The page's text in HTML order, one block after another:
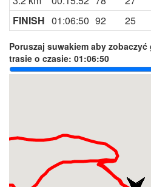
FINISH 01:06:50 92 25
Poruszaj suwakiem aby
trasie o czasie: 01:06:50